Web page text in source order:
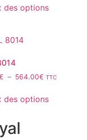
des options
– 564.00€ TTC
des options